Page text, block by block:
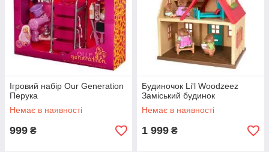
Ігровий набір Our Generation
Перука
Немає в наявності
999 ₴
Будиночок Li'l Woodzeez
Заміський будинок
Немає в наявності
1 999 ₴